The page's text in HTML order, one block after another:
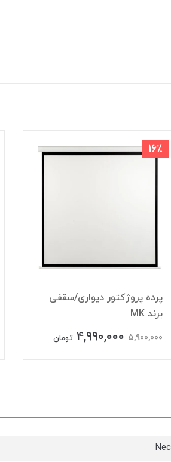
16٪
پرده پروژکتور دیواری/سقفی
برند MK
5,900,000
4,990,000 تومان
Nec